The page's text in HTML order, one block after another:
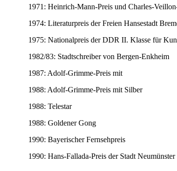
1971: Heinrich-Mann-Preis und Charles-
1974: Literaturpreis der Freien Hansestadt
1975: Nationalpreis der DDR II. Klasse für
1982/83: Stadtschreiber von Bergen-Enkheim
1987: Adolf-Grimme-Preis mit
1988: Adolf-Grimme-Preis mit Silber
1988: Telestar
1988: Goldener Gong
1990: Bayerischer Fernsehpreis
1990: Hans-Fallada-Preis der Stadt Neumünster